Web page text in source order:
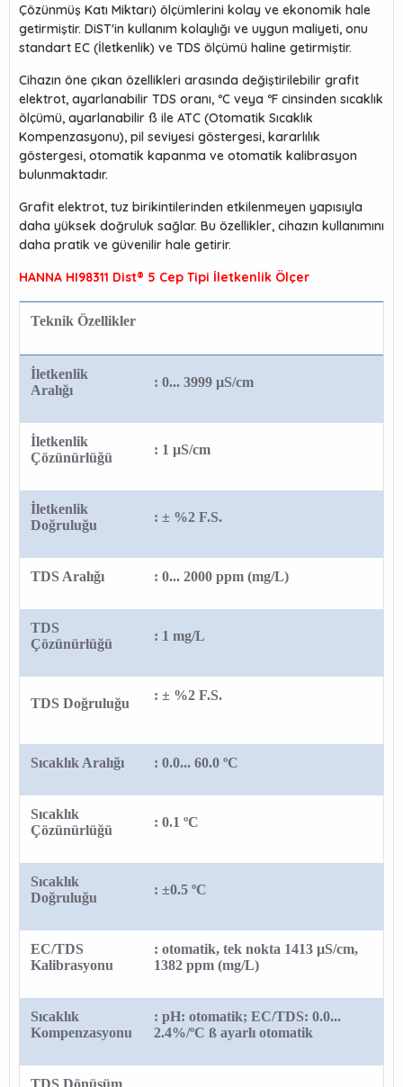
Çözünmüş Katı Miktarı) ölçümlerini kolay ve ekonomik hale
getirmiştir. DiST'in kullanım kolaylığı ve uygun maliyeti, onu
standart EC (İletkenlik) ve TDS ölçümü haline getirmiştir.
Cihazın öne çıkan özellikleri arasında değiştirilebilir grafit
elektrot, ayarlanabilir TDS oranı, ºC veya ºF cinsinden sıcaklık
ölçümü, ayarlanabilir ß ile ATC (Otomatik Sıcaklık
Kompenzasyonu), pil seviyesi göstergesi, kararlılık
göstergesi, otomatik kapanma ve otomatik kalibrasyon
bulunmaktadır.
Grafit elektrot, tuz birikintilerinden etkilenmeyen yapısıyla
daha yüksek doğruluk sağlar. Bu özellikler, cihazın kullanımını
daha pratik ve güvenilir hale getirir.
HANNA HI98311 Dist® 5 Cep Tipi İletkenlik Ölçer
Teknik Özellikler
İletkenlik
Aralığı
: 0... 3999 µS/cm
İletkenlik
Çözünürlüğü
: 1 µS/cm
İletkenlik
Doğruluğu
: ± %2 F.S.
TDS Aralığı : 0... 2000 ppm (mg/L)
TDS
Çözünürlüğü
: 1 mg/L
TDS Doğruluğu
: ± %2 F.S.
Sıcaklık Aralığı : 0.0... 60.0 ºC
Sıcaklık
Çözünürlüğü
: 0.1 ºC
Sıcaklık
Doğruluğu
: ±0.5 ºC
EC/TDS
Kalibrasyonu
: otomatik, tek nokta 1413 µS/cm,
1382 ppm (mg/L)
Sıcaklık
Kompenzasyonu
: pH: otomatik; EC/TDS: 0.0...
2.4%/ºC ß ayarlı otomatik
TDS Dönüşüm